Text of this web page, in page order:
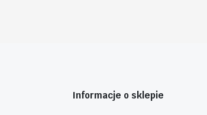
Informacje o sklepie